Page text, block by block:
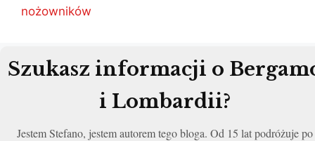
nożowników
Szukasz informacji o
i Lombardii?
Jestem Stefano, jestem autorem tego bloga. Od 15 lat podróżuje po